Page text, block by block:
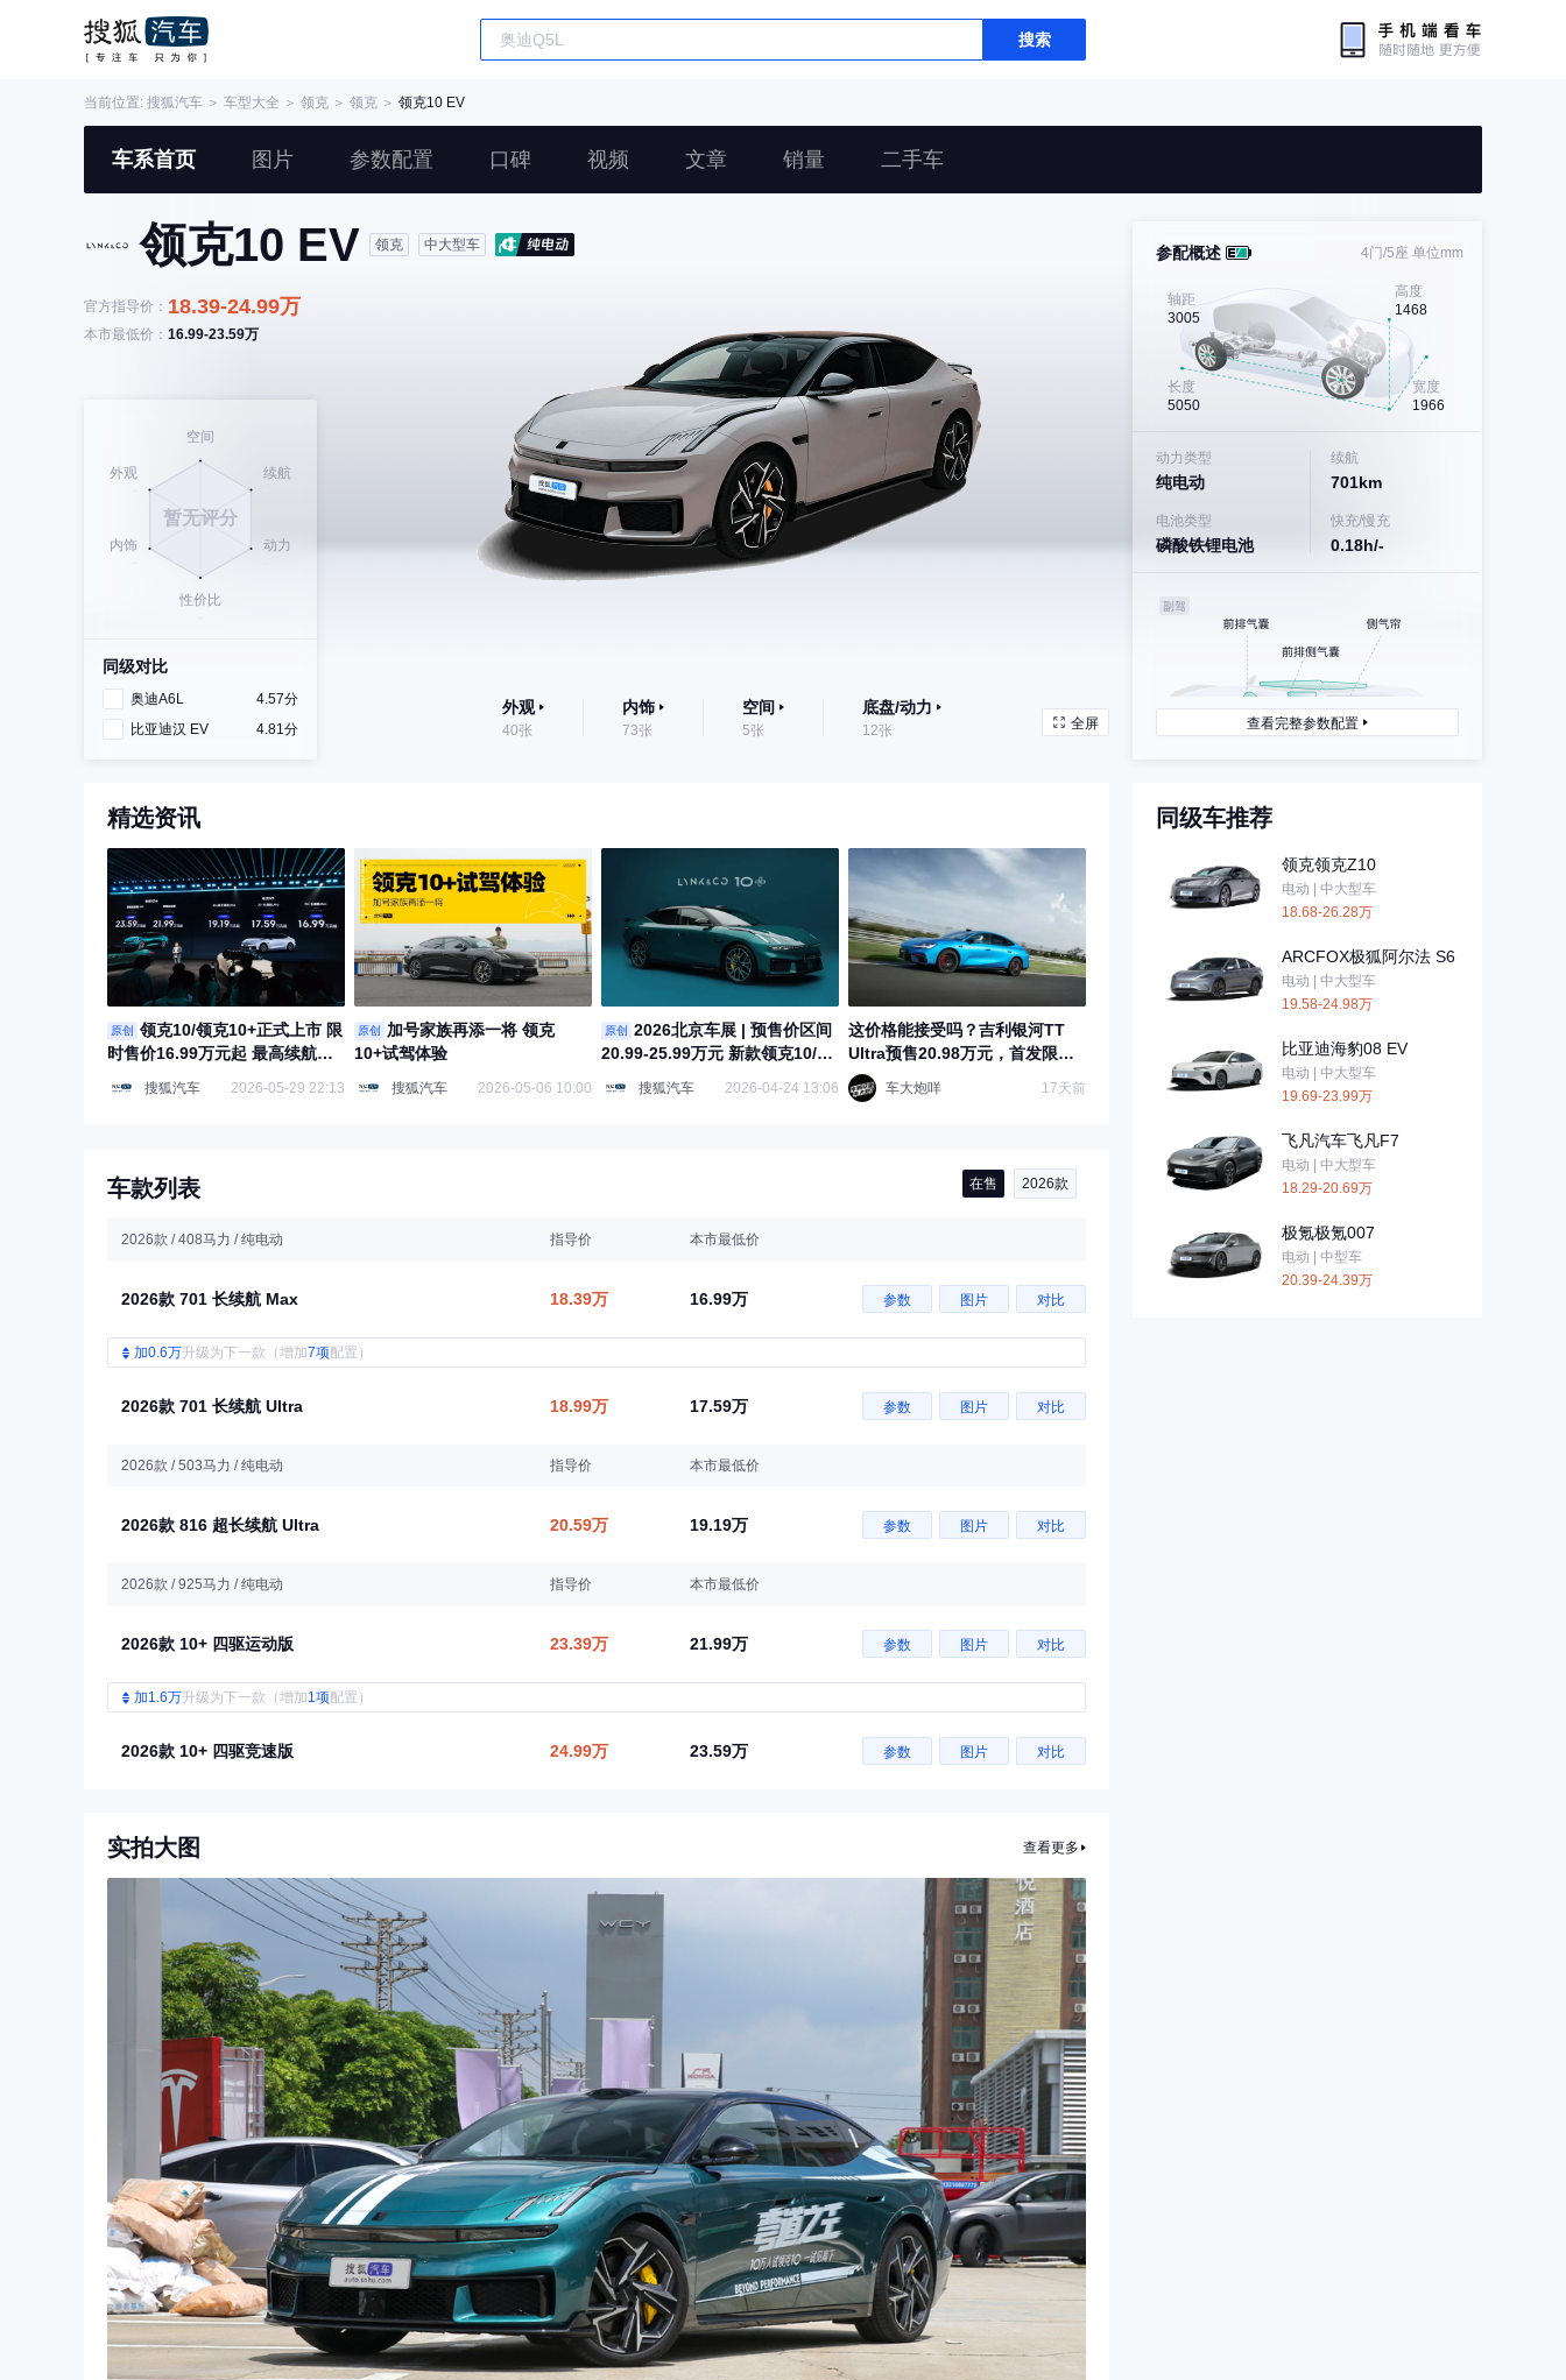
搜索
当前位置: 搜狐汽车 ＞ 车型大全 ＞ 领克 ＞ 领克 ＞ 领克10 EV
车系首页 图片 参数配置 口碑 视频 文章 销量 二手车
领克10 EV 领克 中大型车
官方指导价： 18.39-24.99万
本市最低价： 16.99-23.59万
同级对比
奥迪A6L
4.57分
比亚迪汉 EV
4.81分
外观
40张
内饰
73张
空间
5张
底盘/动力
12张 全屏
参配概述 4门/5座 单位mm
轴距
3005
高度
1468
长度
5050
宽度
1966
动力类型
纯电动
续航
701km
电池类型
磷酸铁锂电池
快充/慢充
0.18h/-
查看完整参数配置
精选资讯
原创
领克10/领克10+正式上市 限
时售价16.99万元起 最高续航
搜狐汽车 2026-05-29 22:13
原创
加号家族再添一将 领克
10+试驾体验
搜狐汽车 2026-05-06 10:00
原创
2026北京车展 | 预售价区间
20.99-25.99万元 新款领克10/领
搜狐汽车 2026-04-24 13:06
这价格能接受吗？吉利银河TT
Ultra预售20.98万元，首发限量
999台
车大炮咩 17天前
车款列表 在售 2026款
2026款 / 408马力 / 纯电动 指导价 本市最低价
2026款 701 长续航 Max 18.39万 16.99万 参数 图片 对比
加0.6万升级为下一款（增加7项配置）
2026款 701 长续航 Ultra 18.99万 17.59万 参数 图片 对比
2026款 / 503马力 / 纯电动 指导价 本市最低价
2026款 816 超长续航 Ultra 20.59万 19.19万 参数 图片 对比
2026款 / 925马力 / 纯电动 指导价 本市最低价
2026款 10+ 四驱运动版 23.39万 21.99万 参数 图片 对比
加1.6万升级为下一款（增加1项配置）
2026款 10+ 四驱竞速版 24.99万 23.59万 参数 图片 对比
实拍大图 查看更多
同级车推荐
领克领克Z10
电动 | 中大型车
18.68-26.28万
ARCFOX极狐阿尔法 S6
电动 | 中大型车
19.58-24.98万
比亚迪海豹08 EV
电动 | 中大型车
19.69-23.99万
飞凡汽车飞凡F7
电动 | 中大型车
18.29-20.69万
极氪极氪007
电动 | 中型车
20.39-24.39万